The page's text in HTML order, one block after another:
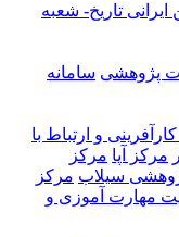
ایرانی تاریخ- شعبه
پژوهشی سامانه
و ارتباط با
مرکز آپا مرکز
سیلاب مرکز
مهارت آموزی و